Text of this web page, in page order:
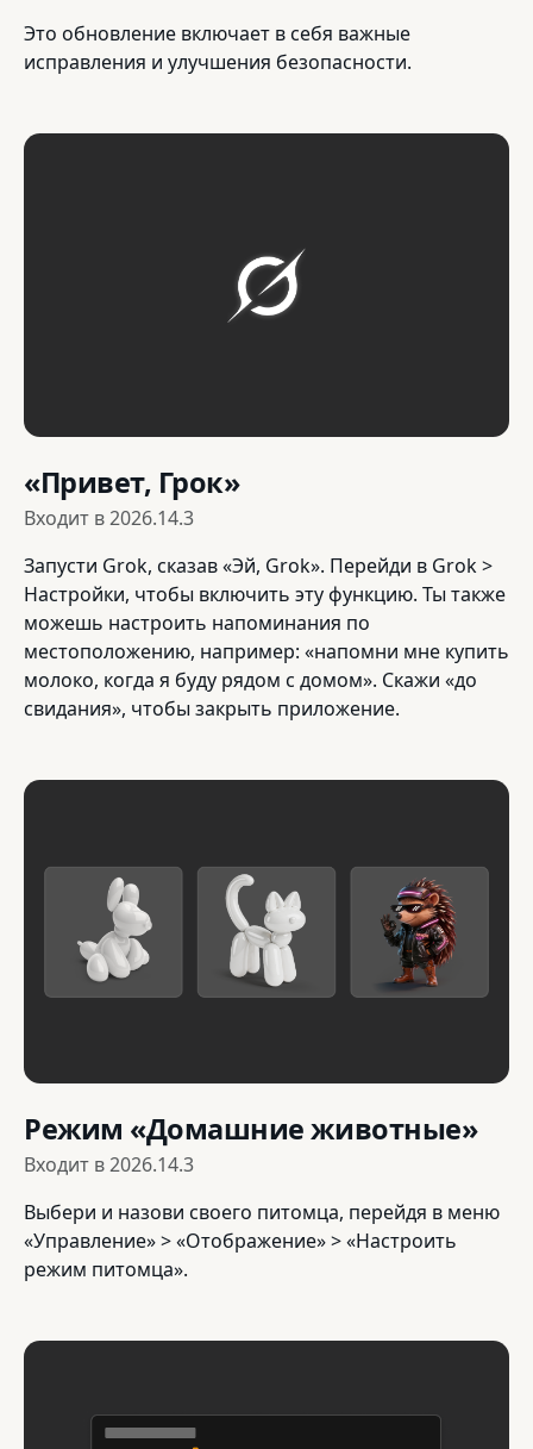
Это обновление включает в себя важные
исправления и улучшения безопасности.
«Привет, Грок»
Входит в2026.14.3
Запусти Grok, сказав «Эй, Grok». Перейди в Grok >
Настройки, чтобы включить эту функцию. Ты также
можешь настроить напоминания по
местоположению, например: «напомни мне купить
молоко, когда я буду рядом с домом». Скажи «до
свидания», чтобы закрыть приложение.
Режим «Домашние животные»
Входит в2026.14.3
Выбери и назови своего питомца, перейдя в меню
«Управление» > «Отображение» > «Настроить
режим питомца».